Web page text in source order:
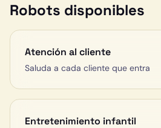
Robots disponibles
Atención al cliente
Saluda a cada cliente que entra
Entretenimiento infantil